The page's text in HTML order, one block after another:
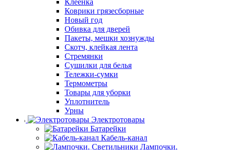
Клеенка
Коврики грязесборные
Новый год
Обивка для дверей
Пакеты, мешки хознужды
Скотч, клейкая лента
Стремянки
Сушилки для белья
Тележки-сумки
Термометры
Товары для уборки
Уплотнитель
Урны
Электротовары
Батарейки
Кабель-канал
Лампочки.